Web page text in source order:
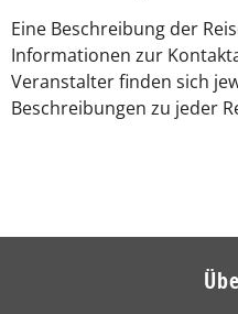
Eine Beschreibung der
Informationen zur
Veranstalter finden sich
Beschreibungen zu jeder